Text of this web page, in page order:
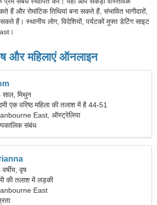
हैं और रोमांटिक तिथियां बना सकते हैं, संभावित भागीदारों,
हैं। स्थानीय लोग, विदेशियों, पर्यटकों मुफ्त डेटिंग साइट
और महिलाएं ऑनलाइन
साल, मिथुन
एक वरिष्ठ महिला की तलाश में है 44-51
East, ऑस्ट्रेलिया
संबंध
वृष
की तलाश में लड़की
East